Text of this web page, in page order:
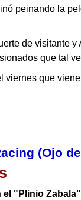
peinando la
de visitante
que tal
viernes que
(Ojo
"Plinio